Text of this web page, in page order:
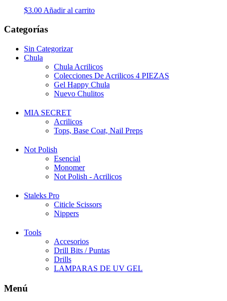
$3.00 Añadir al carrito
Categorías
Sin Categorizar
Chula
Chula Acrilicos
Colecciones De Acrilicos 4 PIEZAS
Gel Happy Chula
Nuevo Chulitos
MIA SECRET
Acrilicos
Tops, Base Coat, Nail Preps
Not Polish
Esencial
Monomer
Not Polish - Acrilicos
Staleks Pro
Citicle Scissors
Nippers
Tools
Accesorios
Drill Bits / Puntas
Drills
LAMPARAS DE UV GEL
Menú